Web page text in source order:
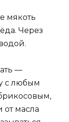
мякоть
Через
—
с любым
от масла